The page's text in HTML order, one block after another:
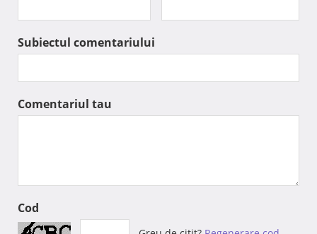
Subiectul comentariului
Comentariul tau
Cod